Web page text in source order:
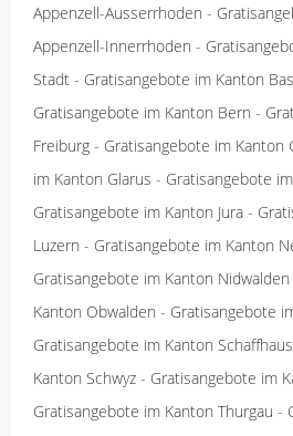
Appenzell-Ausserrhoden -
Appenzell-Innerrhoden -
Stadt - Gratisangebote im Kanton
Gratisangebote im Kanton Bern -
Freiburg - Gratisangebote im Kanton
im Kanton Glarus - Gratisangebote
Gratisangebote im Kanton Jura -
Luzern - Gratisangebote im Kanton
Gratisangebote im Kanton Nidwalden
Kanton Obwalden - Gratisangebote
Gratisangebote im Kanton
Kanton Schwyz - Gratisangebote im
Gratisangebote im Kanton Thurgau -